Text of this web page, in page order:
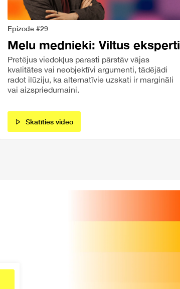
Epizode #29
Melu mednieki: Viltus eksperti
Pretējus viedokļus parasti pārstāv vājas
kvalitātes vai neobjektīvi argumenti, tādējādi
radot ilūziju, ka alternatīvie uzskati ir margināli
vai aizspriedumaini.
Skatīties video